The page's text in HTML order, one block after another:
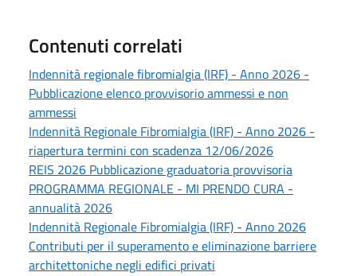
Contenuti correlati
Indennità regionale fibromialgia (IRF) - Anno 2026 -
Pubblicazione elenco provvisorio ammessi e non
ammessi
Indennità Regionale Fibromialgia (IRF) - Anno 2026 -
riapertura termini con scadenza 12/06/2026
REIS 2026 Pubblicazione graduatoria provvisoria
PROGRAMMA REGIONALE - MI PRENDO CURA -
annualità 2026
Indennità Regionale Fibromialgia (IRF) - Anno 2026
Contributi per il superamento e eliminazione barriere
architettoniche negli edifici privati